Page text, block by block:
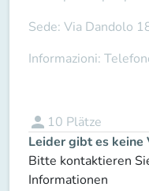
Sede: Via Dandolo
Informazioni:
person 10 Plätze
Leider gibt es
Bitte kontaktieren
Informationen